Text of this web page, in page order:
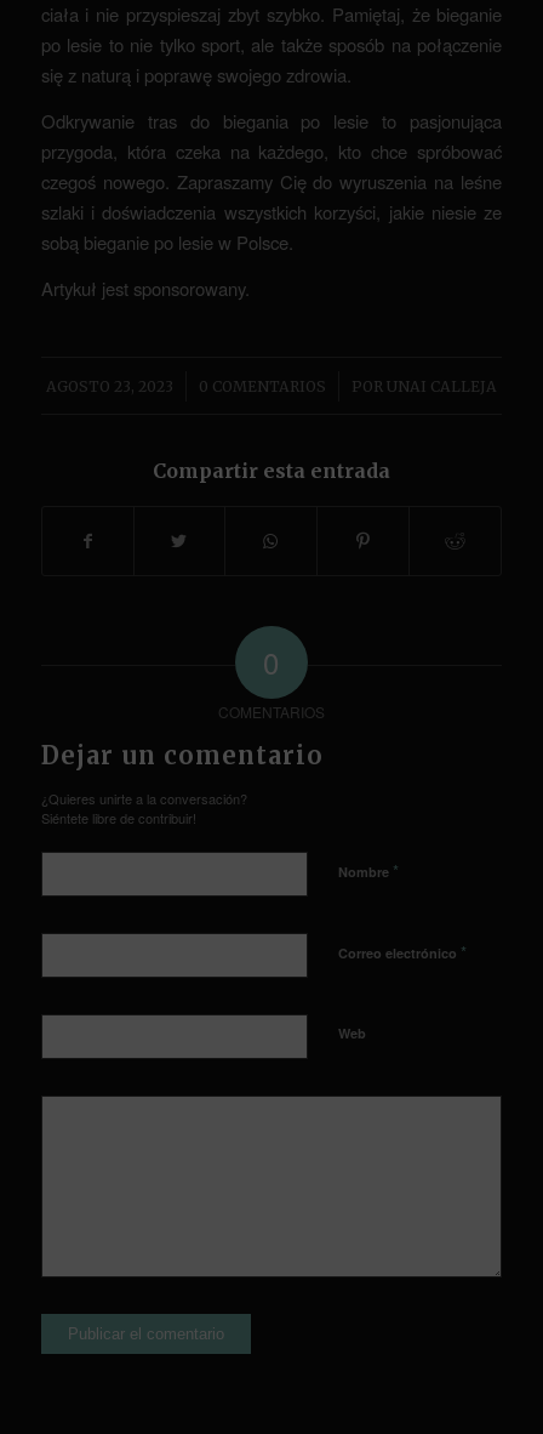
ciała i nie przyspieszaj zbyt szybko. Pamiętaj, że bieganie
po lesie to nie tylko sport, ale także sposób na połączenie
się z naturą i poprawę swojego zdrowia.
Odkrywanie tras do biegania po lesie to pasjonująca
przygoda, która czeka na każdego, kto chce spróbować
czegoś nowego. Zapraszamy Cię do wyruszenia na leśne
szlaki i doświadczenia wszystkich korzyści, jakie niesie ze
sobą bieganie po lesie w Polsce.
Artykuł jest sponsorowany.
AGOSTO 23, 2023
/ 0 COMENTARIOS
/ POR UNAI CALLEJA
Compartir esta entrada
0
COMENTARIOS
Dejar un comentario
¿Quieres unirte a la conversación?
Siéntete libre de contribuir!
Nombre *
Correo electrónico *
Web